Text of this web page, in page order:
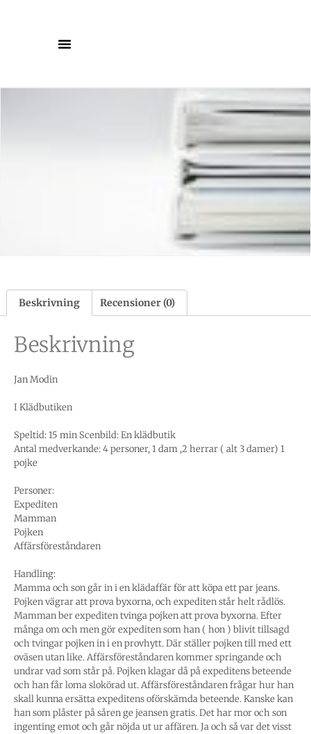
Beskrivning Recensioner (0)
Beskrivning
Jan Modin
I Klädbutiken
Speltid: 15 min Scenbild: En klädbutik
Antal medverkande: 4 personer, 1 dam ,2 herrar ( alt 3 damer) 1
pojke
Personer:
Expediten
Mamman
Pojken
Affärsföreståndaren
Handling:
Mamma och son går in i en klädaffär för att köpa ett par jeans.
Pojken vägrar att prova byxorna, och expediten står helt rådlös.
Mamman ber expediten tvinga pojken att prova byxorna. Efter
många om och men gör expediten som han ( hon ) blivit tillsagd
och tvingar pojken in i en provhytt. Där ställer pojken till med ett
oväsen utan like. Affärsföreståndaren kommer springande och
undrar vad som står på. Pojken klagar då på expeditens beteende
och han får loma slokörad ut. Affärsföreståndaren frågar hur han
skall kunna ersätta expeditens oförskämda beteende. Kanske kan
han som plåster på såren ge jeansen gratis. Det har mor och son
ingenting emot och går nöjda ut ur affären. Ja och så var det visst